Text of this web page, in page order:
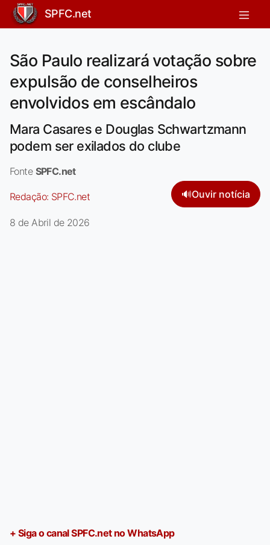
SPFC.net
São Paulo realizará votação sobre
expulsão de conselheiros
envolvidos em escândalo
Mara Casares e Douglas Schwartzmann
podem ser exilados do clube
Fonte SPFC.net
Redação: SPFC.net 🔊Ouvir notícia
8 de Abril de 2026
+ Siga o canal SPFC.net no WhatsApp